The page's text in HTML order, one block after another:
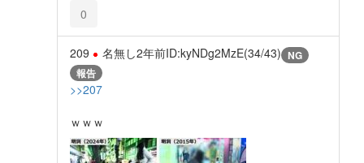
0
209 名無し2年前ID:kyNDg2MzE(34/43) NG
報告
>>207
ｗｗｗ